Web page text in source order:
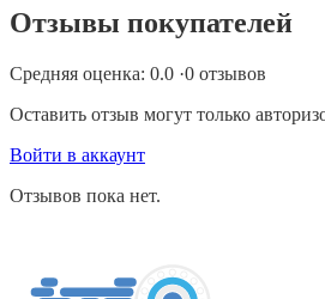
Отзывы покупателей
Средняя оценка: 0.0 ·0 отзывов
Оставить отзыв могут только
Войти в аккаунт
Отзывов пока нет.